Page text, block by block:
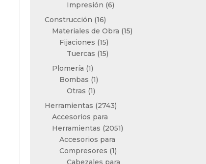
Impresión 66
Construcción 1616
productos
Materiales de Obra 1515
Fijaciones 1515
productos
Tuercas 1515
Plomería 11
producto
Bombas 11
Otras 11
producto
Herramientas 27432743
Accesorios para
Herramientas
20512051
Accesorios para
Compresores 11
producto
Cabezales para